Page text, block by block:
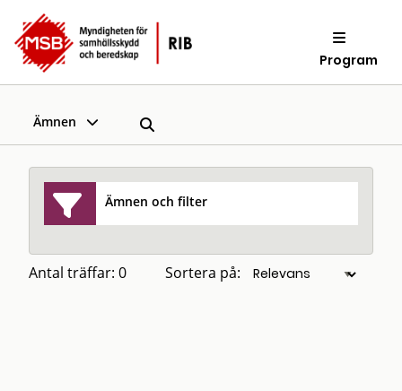
Program
Ämnen
Ämnen och filter
Antal träffar: 0 Sortera på: